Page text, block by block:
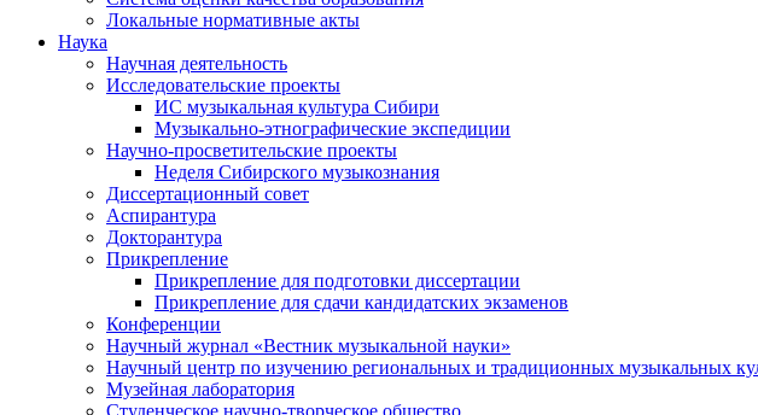
Локальные нормативные акты
Наука
Научная деятельность
Исследовательские проекты
ИС музыкальная культура Сибири
Музыкально-этнографические экспедиции
Научно-просветительские проекты
Неделя Сибирского музыкознания
Диссертационный совет
Аспирантура
Докторантура
Прикрепление
Прикрепление для подготовки диссертации
Прикрепление для сдачи кандидатских экзаменов
Конференции
Научный журнал «Вестник музыкальной науки»
Научный центр по изучению региональных и традиционных музыкальных
Музейная лаборатория
Студенческое научно-творческое общество